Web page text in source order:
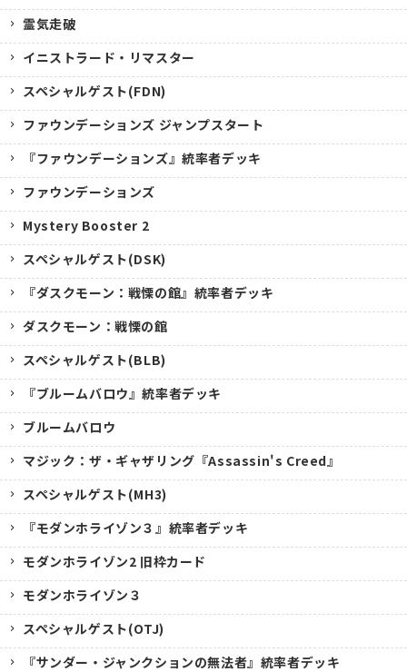
霊気走破
イニストラード・リマスター
スペシャルゲスト(FDN)
ファウンデーションズ ジャンプスタート
『ファウンデーションズ』統率者デッキ
ファウンデーションズ
Mystery Booster 2
スペシャルゲスト(DSK)
『ダスクモーン：戦慄の館』統率者デッキ
ダスクモーン：戦慄の館
スペシャルゲスト(BLB)
『ブルームバロウ』統率者デッキ
ブルームバロウ
マジック：ザ・ギャザリング『Assassin's Creed』
スペシャルゲスト(MH3)
『モダンホライゾン３』統率者デッキ
モダンホライゾン2 旧枠カード
モダンホライゾン３
スペシャルゲスト(OTJ)
『サンダー・ジャンクションの無法者』統率者デッキ